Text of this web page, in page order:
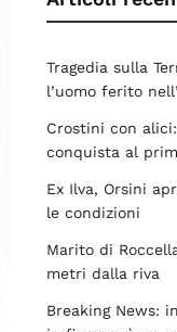
Tragedia sulla
l’uomo ferito
Crostini con
conquista al
Ex Ilva, Orsini
le condizioni
Marito di
metri dalla riva
Breaking News: